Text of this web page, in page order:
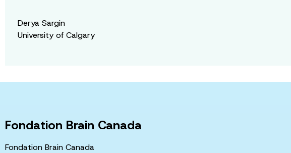
Derya Sargin
University of Calgary
Fondation Brain Canada
Fondation Brain Canada